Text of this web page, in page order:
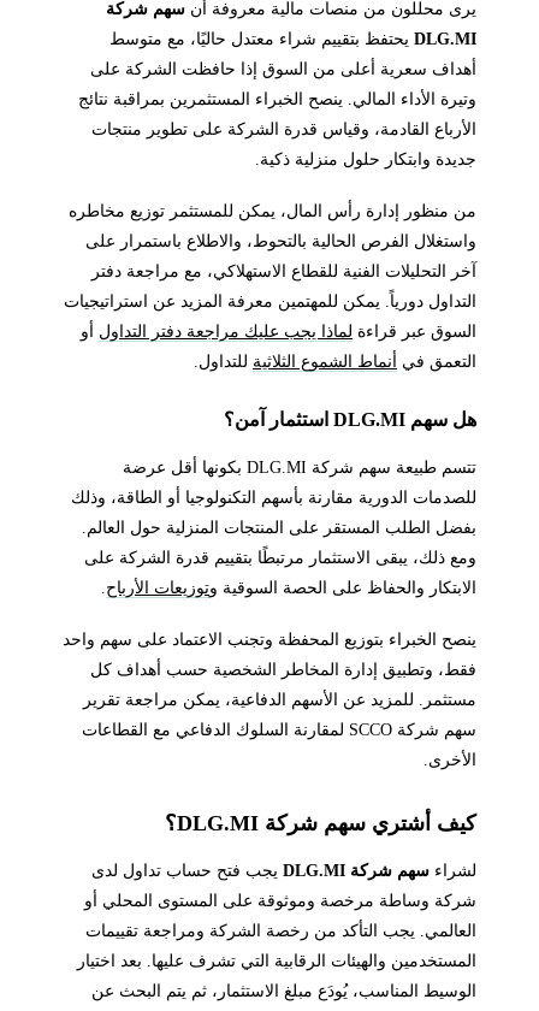
يرى محللون من منصات مالية معروفة أن سهم شركة
DLG.MIيحتفظ بتقييم شراء معتدل حاليًا، مع متوسط
أهداف سعرية أعلى من السوق إذا حافظت الشركة على
وتيرة الأداء المالي. ينصح الخبراء المستثمرين بمراقبة نتائج
الأرباع القادمة، وقياس قدرة الشركة على تطوير منتجات
جديدة وابتكار حلول منزلية ذكية.
من منظور إدارة رأس المال، يمكن للمستثمر توزيع مخاطره
واستغلال الفرص الحالية بالتحوط، والاطلاع باستمرار على
آخر التحليلات الفنية للقطاع الاستهلاكي، مع مراجعة دفتر
التداول دورياً. يمكن للمهتمين معرفة المزيد عن استراتيجيات
السوق عبر قراءة لماذا يجب عليك مراجعة دفتر التداول أو
التعمق في أنماط الشموع الثلاثيةللتداول.
هل سهم DLG.MI استثمار آمن؟
تتسم طبيعة سهم شركة DLG.MI بكونها أقل عرضة
للصدمات الدورية مقارنة بأسهم التكنولوجيا أو الطاقة، وذلك
بفضل الطلب المستقر على المنتجات المنزلية حول العالم.
ومع ذلك، يبقى الاستثمار مرتبطًا بتقييم قدرة الشركة على
الابتكار والحفاظ على الحصة السوقية وتوزيعات الأرباح.
ينصح الخبراء بتوزيع المحفظة وتجنب الاعتماد على سهم واحد
فقط، وتطبيق إدارة المخاطر الشخصية حسب أهداف كل
مستثمر. للمزيد عن الأسهم الدفاعية، يمكن مراجعة تقرير
سهم شركة SCCO لمقارنة السلوك الدفاعي مع القطاعات
الأخرى.
كيف أشتري سهم شركة DLG.MI؟
لشراء سهم شركة DLG.MI
يجب فتح حساب تداول لدى
شركة وساطة مرخصة وموثوقة على المستوى المحلي أو
العالمي. يجب التأكد من رخصة الشركة ومراجعة تقييمات
المستخدمين والهيئات الرقابية التي تشرف عليها. بعد اختيار
الوسيط المناسب، يُودَع مبلغ الاستثمار، ثم يتم البحث عن